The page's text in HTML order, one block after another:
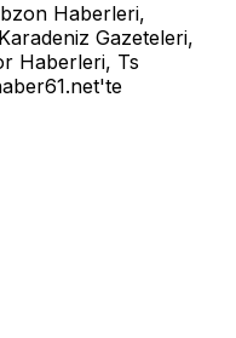
Haberleri,
Gazeteleri,
Haberleri, Ts